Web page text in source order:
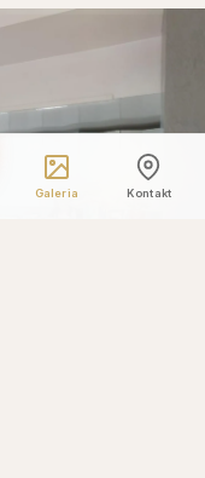
Galeria Kontakt